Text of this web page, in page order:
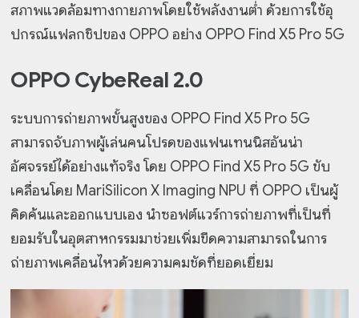
สภาพแวดล้อมทางกายภาพโดยใช้พลังงานต่ำ ด้วยการใช้อุ
ปกรณ์แฟลกชิปของ OPPO อย่าง OPPO Find X5 Pro 5G
OPPO CybeReal 2.0
ระบบการถ่ายภาพขั้นสูงของ OPPO Find X5 Pro 5G
สามารถจับภาพผู้เล่นคนโปรดของแฟนเทนนิสอันน่า
อัศจรรย์ได้อย่างแท้จริง โดย OPPO Find X5 Pro 5G ขับ
เคลื่อนโดย MariSilicon X Imaging NPU ที่ OPPO เป็นผู้
คิดค้นและออกแบบเอง นำซอฟต์แวร์การถ่ายภาพที่เป็นที่
ยอมรับในอุตสาหกรรมมาช่วยเพิ่มขีดความสามารถในการ
ถ่ายภาพเคลื่อนไหวด้วยความคมชัดที่ยอดเยี่ยม